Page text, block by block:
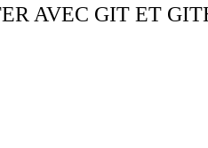
AVEC GIT ET